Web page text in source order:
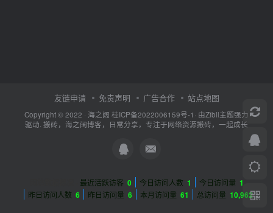
友链申请 免责声明 广告合作 站点地图
Copyright © 2022 · 海之阔 桂ICP备2022006159号-1 · 由Zibll主题强力
驱动. 搬砖，海之阔博客，日常分享，专注于网络资源搬砖，一起成长
最近活跃访客 0 今日访问人数 1 今日访问量 1
昨日访问人数 6 昨日访问量 6 本月访问量 61 总访问量 10,962